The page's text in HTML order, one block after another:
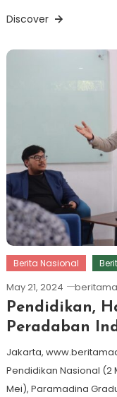
Discover
Berita Nasional
May 21, 2024
Pendidikan,
Peradaban
Jakarta,
Pendidikan Nasional (2
Mei), Paramadina